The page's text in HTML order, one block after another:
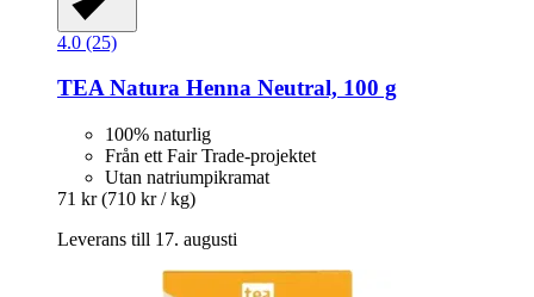
4.0 (25)
TEA Natura Henna Neutral, 100 g
100% naturlig
Från ett Fair Trade-projektet
Utan natriumpikramat
71 kr (710 kr / kg)
Leverans till 17. augusti